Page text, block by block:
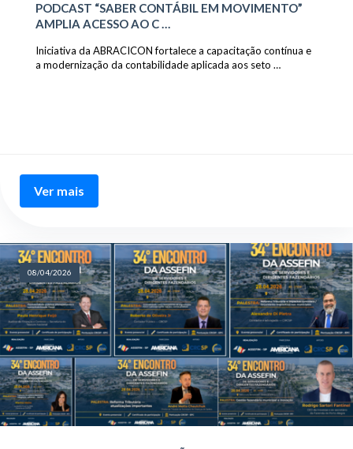
PODCAST “SABER CONTÁBIL EM MOVIMENTO”
AMPLIA ACESSO AO C …
Iniciativa da ABRACICON fortalece a capacitação contínua e
a modernização da contabilidade aplicada aos seto …
Ver mais
08/04/2026